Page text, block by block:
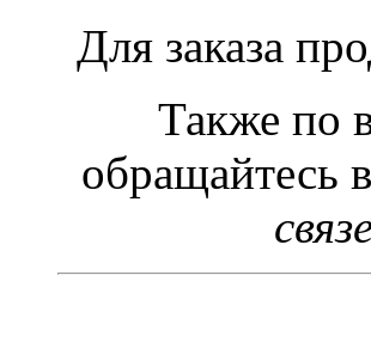
Для заказа
Также по
обращайтесь в